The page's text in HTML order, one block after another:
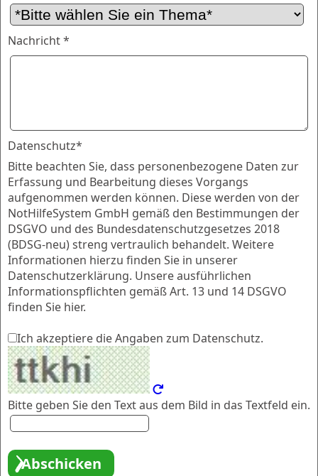
Nachricht *
Datenschutz*
Bitte beachten Sie, dass personenbezogene Daten zur
Erfassung und Bearbeitung dieses Vorgangs
aufgenommen werden können. Diese werden von der
NotHilfeSystem GmbH gemäß den Bestimmungen der
DSGVO und des Bundesdatenschutzgesetzes 2018
(BDSG-neu) streng vertraulich behandelt. Weitere
Informationen hierzu finden Sie in unserer
Datenschutzerklärung. Unsere ausführlichen
Informationspflichten gemäß Art. 13 und 14 DSGVO
finden Sie hier.
Ich akzeptiere die Angaben zum Datenschutz.
Bitte geben Sie den Text aus dem Bild in das Textfeld ein.